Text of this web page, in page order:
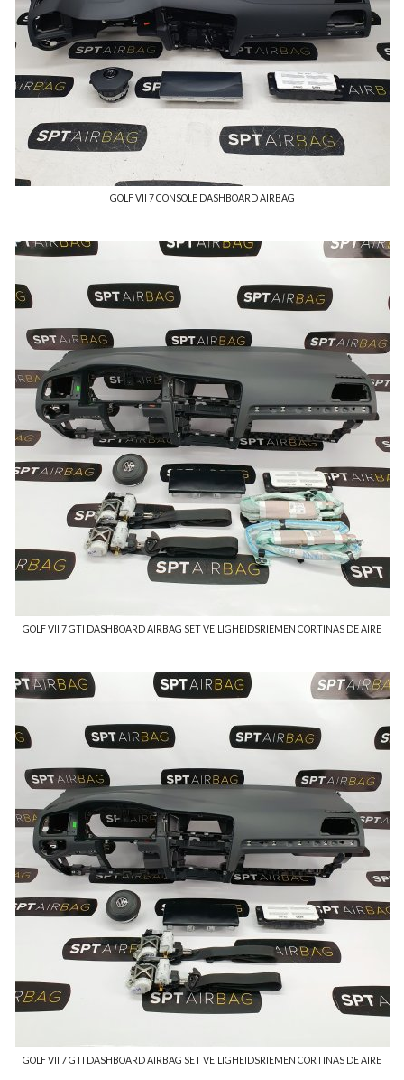
GOLF VII 7 CONSOLE DASHBOARD AIRBAG
GOLF VII 7 GTI DASHBOARD AIRBAG SET VEILIGHEIDSRIEMEN CORTINAS DE AIRE
GOLF VII 7 GTI DASHBOARD AIRBAG SET VEILIGHEIDSRIEMEN CORTINAS DE AIRE